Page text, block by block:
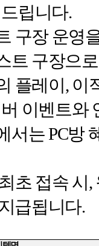
립니다.
구장 운영
트 구장으
플레이, 이
이벤트와
서는PC방
초 접속 시,
급됩니다.